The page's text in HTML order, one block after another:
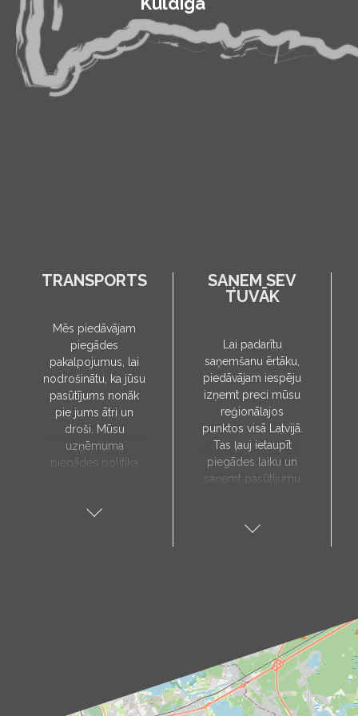
TRANSPORTS
Mēs piedāvājam
piegādes
pakalpojumus, lai
nodrošinātu, ka jūsu
pasūtījums nonāk
pie jums ātri un
droši. Mūsu
uzņēmuma
piegādes politika
uz jūsu norādīto
sazināsies, lai
SAŅEM SEV
TUVĀK
Lai padarītu
saņemšanu ērtāku,
piedāvājam iespēju
izņemt preci mūsu
reģionālajos
punktos visā Latvijā.
Tas ļauj ietaupīt
piegādes laiku un
saņemt pasūtījumu
saņemšanas punkti:
Saulkrasti, Talsi,
Tukums, Valka,
Valmiera.
Kā sazināties?